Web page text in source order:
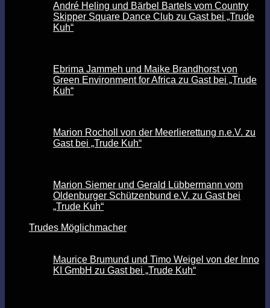
André Heling und Bärbel Bartels vom Country
Skipper Square Dance Club zu Gast bei „Trude
Kuh“
Ebrima Jammeh und Maike Brandhorst von
Green Environment for Africa zu Gast bei „Trude
Kuh“
Marion Rocholl von der Meerlierettung n.e.V. zu
Gast bei „Trude Kuh“
Marion Siemer und Gerald Lübbermann vom
Oldenburger Schützenbund e.V. zu Gast bei
„Trude Kuh“
Trudes Möglichmacher
Maurice Brumund und Timo Weigel von der Inno
KI GmbH zu Gast bei „Trude Kuh“